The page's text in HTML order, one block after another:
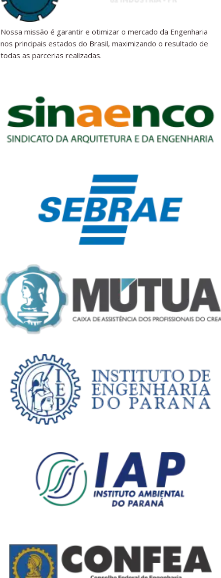
Nossa missão é garantir e otimizar o mercado da Engenharia
nos principais estados do Brasil, maximizando o resultado de
todas as parcerias realizadas.